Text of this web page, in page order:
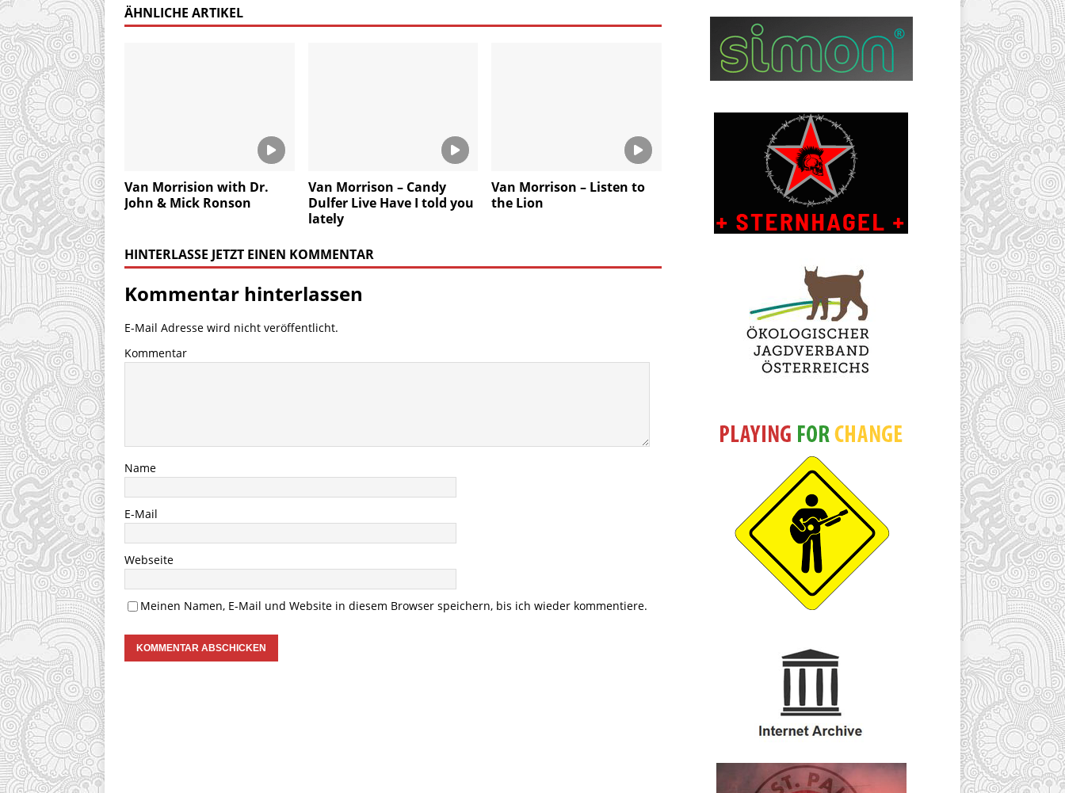
ÄHNLICHE ARTIKEL
Van Morrision with Dr.
John & Mick Ronson
Van Morrison – Candy
Dulfer Live Have I told you
lately
Van Morrison – Listen to
the Lion
HINTERLASSE JETZT EINEN KOMMENTAR
Kommentar hinterlassen
E-Mail Adresse wird nicht veröffentlicht.
Kommentar
Name
E-Mail
Webseite
Meinen Namen, E-Mail und Website in diesem Browser speichern, bis ich wieder kommentiere.